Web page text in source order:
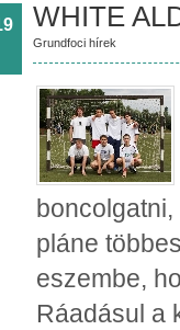
WHITE
Grundfoci hírek
pláne
eszembe,
Ráadásul a